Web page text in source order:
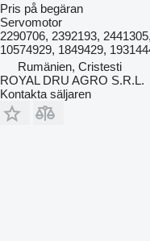
Pris på begäran
Servomotor
2290706, 2392193,
10574929, 1849429,
Rumänien, Cristesti
ROYAL DRU AGRO S.R.L.
Kontakta säljaren